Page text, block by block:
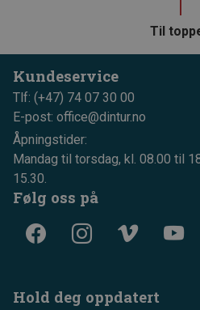
Til
Kundeservice
Tlf: (+47) 74 07 30 00
E-post: office@dintur.no
Åpningstider:
Mandag til torsdag, kl. 08.00 til
15.30.
Følg oss på
Hold deg oppdatert